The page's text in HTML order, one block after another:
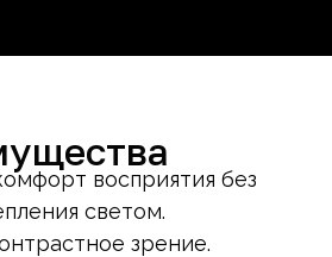
восприятия без
светом.
зрение.